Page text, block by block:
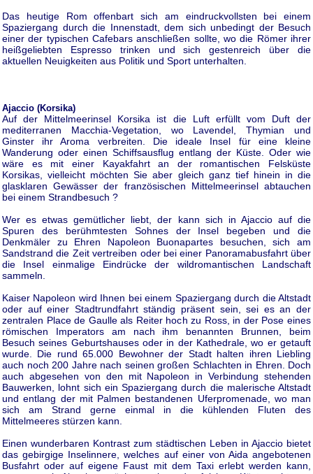
Das heutige Rom offenbart sich am eindruckvollsten bei einem
Spaziergang durch die Innenstadt, dem sich unbedingt der Besuch
einer der typischen Cafebars anschließen sollte, wo die Römer ihrer
heißgeliebten Espresso trinken und sich gestenreich über die
aktuellen Neuigkeiten aus Politik und Sport unterhalten.
Ajaccio (Korsika)
Auf der Mittelmeerinsel Korsika ist die Luft erfüllt vom Duft der
mediterranen Macchia-Vegetation, wo Lavendel, Thymian und
Ginster ihr Aroma verbreiten. Die ideale Insel für eine kleine
Wanderung oder einen Schiffsausflug entlang der Küste. Oder wie
wäre es mit einer Kayakfahrt an der romantischen Felsküste
Korsikas, vielleicht möchten Sie aber gleich ganz tief hinein in die
glasklaren Gewässer der französischen Mittelmeerinsel abtauchen
bei einem Strandbesuch ?
Wer es etwas gemütlicher liebt, der kann sich in Ajaccio auf die
Spuren des berühmtesten Sohnes der Insel begeben und die
Denkmäler zu Ehren Napoleon Buonapartes besuchen, sich am
Sandstrand die Zeit vertreiben oder bei einer Panoramabusfahrt über
die Insel einmalige Eindrücke der wildromantischen Landschaft
sammeln.
Kaiser Napoleon wird Ihnen bei einem Spaziergang durch die Altstadt
oder auf einer Stadtrundfahrt ständig präsent sein, sei es an der
zentralen Place de Gaulle als Reiter hoch zu Ross, in der Pose eines
römischen Imperators am nach ihm benannten Brunnen, beim
Besuch seines Geburtshauses oder in der Kathedrale, wo er getauft
wurde. Die rund 65.000 Bewohner der Stadt halten ihren Liebling
auch noch 200 Jahre nach seinen großen Schlachten in Ehren. Doch
auch abgesehen von den mit Napoleon in Verbindung stehenden
Bauwerken, lohnt sich ein Spaziergang durch die malerische Altstadt
und entlang der mit Palmen bestandenen Uferpromenade, wo man
sich am Strand gerne einmal in die kühlenden Fluten des
Mittelmeeres stürzen kann.
Einen wunderbaren Kontrast zum städtischen Leben in Ajaccio bietet
das gebirgige Inselinnere, welches auf einer von Aida angebotenen
Busfahrt oder auf eigene Faust mit dem Taxi erlebt werden kann,